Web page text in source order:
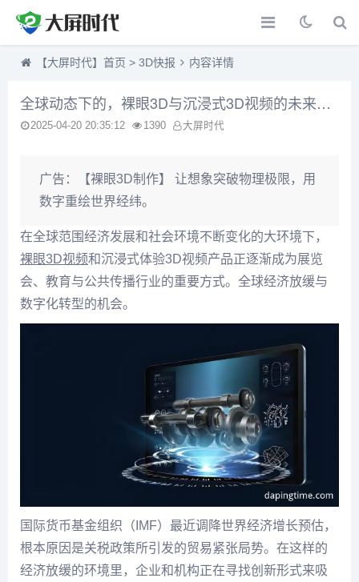
【大屏时代】首页 > 3D快报 内容详情
全球动态下的，裸眼3D与沉浸式3D视频的未来机遇
2025-04-20 20:35:12 1390 大屏时代
广告：
【裸眼3D制作】 让想象突破物理极限，用
数字重绘世界经纬。
在全球范围经济发展和社会环境不断变化的大环境下，
裸眼3D视频和沉浸式体验3D视频产品正逐渐成为展览
会、教育与公共传播行业的重要方式。全球经济放缓与
数字化转型的机会。
国际货币基金组织（IMF）最近调降世界经济增长预估，
根本原因是关税政策所引发的贸易紧张局势。在这样的
经济放缓的环境里，企业和机构正在寻找创新形式来吸